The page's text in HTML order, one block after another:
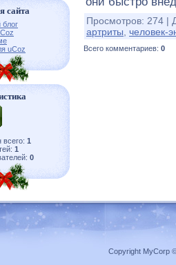
сайта
uCoz
1
1
0
Просмотров: 274 |
артриты человек-
Всего комментариев: 0
Copyright MyCorp